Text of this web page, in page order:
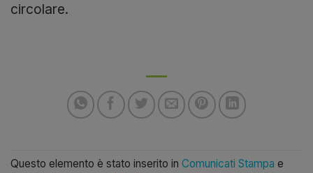
circolare.
Questo elemento è stato inserito in Comunicati Stampa e